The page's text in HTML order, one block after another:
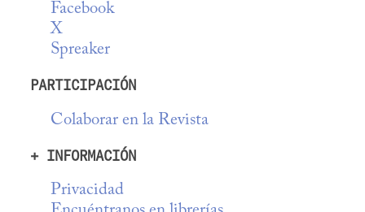
Facebook
X
Spreaker
PARTICIPACIÓN
Colaborar en la Revista
+ INFORMACIÓN
Privacidad